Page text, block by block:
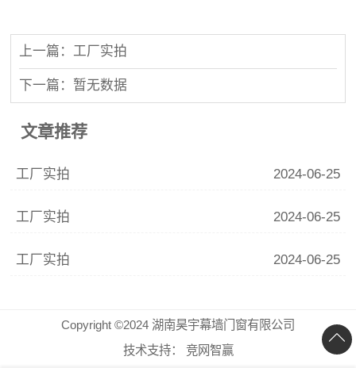
上一篇：工厂实拍
下一篇：暂无数据
文章推荐
工厂实拍 2024-06-25
工厂实拍 2024-06-25
工厂实拍 2024-06-25
Copyright ©2024 湖南昊宇幕墙门窗有限公司
技术支持：
竞网智赢